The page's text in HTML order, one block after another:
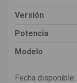
Versión
Potencia
Modelo
Fecha disponible: